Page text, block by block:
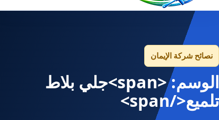
نصائح شركة الإيمان
الوسم: <span>جلي بلاط
تلميع</span>